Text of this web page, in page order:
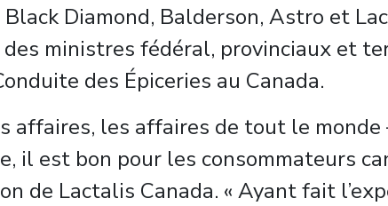
Diamond, Balderson, Astro et
des ministres fédéral, provinciaux et
des Épiceries au Canada.
affaires, les affaires de tout le monde
est bon pour les consommateurs
de Lactalis Canada. « Ayant fait